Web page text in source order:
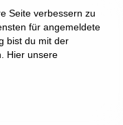
Seite verbessern zu
für angemeldete
bist du mit der
Hier unsere